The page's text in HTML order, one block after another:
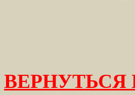
ВЕРНУТЬСЯ